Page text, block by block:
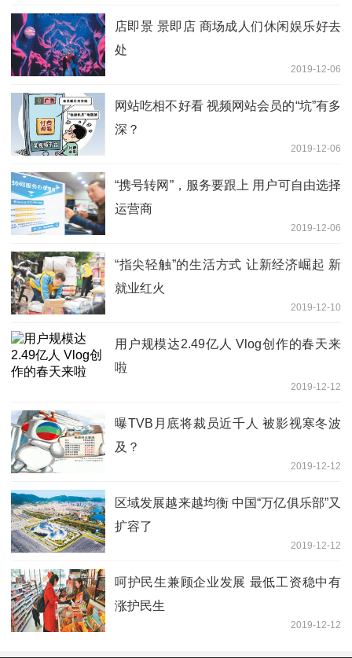
店即景 景即店 商场成人们休闲娱乐好去
处
2019-12-06
网站吃相不好看 视频网站会员的“坑”有多
深？
2019-12-06
“携号转网”，服务要跟上 用户可自由选择
运营商
2019-12-06
“指尖轻触”的生活方式 让新经济崛起 新
就业红火
2019-12-10
用户规模达2.49亿人 Vlog创作的春天来
啦
2019-12-12
曝TVB月底将裁员近千人 被影视寒冬波
及？
2019-12-12
区域发展越来越均衡 中国“万亿俱乐部”又
扩容了
2019-12-12
呵护民生兼顾企业发展 最低工资稳中有
涨护民生
2019-12-12